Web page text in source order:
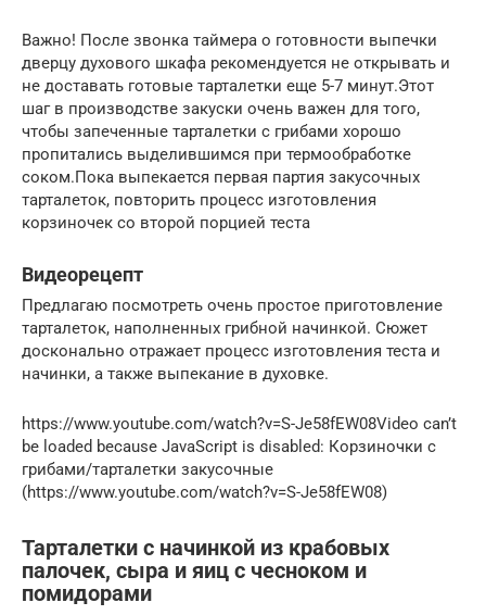
Важно! После звонка таймера о готовности выпечки
дверцу духового шкафа рекомендуется не открывать и
не доставать готовые тарталетки еще 5-7 минут.Этот
шаг в производстве закуски очень важен для того,
чтобы запеченные тарталетки с грибами хорошо
пропитались выделившимся при термообработке
соком.Пока выпекается первая партия закусочных
тарталеток, повторить процесс изготовления
корзиночек со второй порцией теста
Видеорецепт
Предлагаю посмотреть очень простое приготовление
тарталеток, наполненных грибной начинкой. Сюжет
досконально отражает процесс изготовления теста и
начинки, а также выпекание в духовке.
https://www.youtube.com/watch?v=S-Je58fEW08Video can’t
be loaded because JavaScript is disabled: Корзиночки с
грибами/тарталетки закусочные
(https://www.youtube.com/watch?v=S-Je58fEW08)
Тарталетки с начинкой из крабовых
палочек, сыра и яиц с чесноком и
помидорами